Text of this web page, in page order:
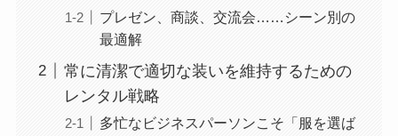
プレゼン、商談、交流会……シーン別の
最適解
常に清潔で適切な装いを維持するための
レンタル戦略
多忙なビジネスパーソンこそ「服を選ば